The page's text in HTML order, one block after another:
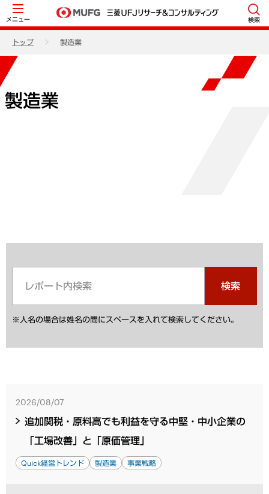
メニュー 検索
トップ 製造業
製造業
検索
※人名の場合は姓名の間にスペースを入れて検索してください。
2026/08/07
追加関税・原料高でも利益を守る中堅・中小企業の
「工場改善」と「原価管理」
Quick経営トレンド 製造業 事業戦略